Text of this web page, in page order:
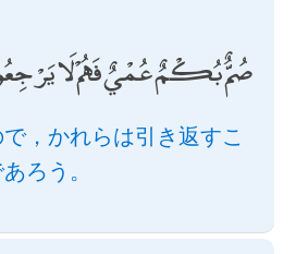
صُمٌّ بُكْمٌ عُمْيٌ فَهُمْ لَا
，かれらは引き返すこ
ろう。